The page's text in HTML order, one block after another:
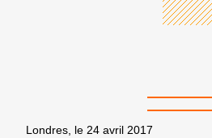
Londres, le 24 avril 2017